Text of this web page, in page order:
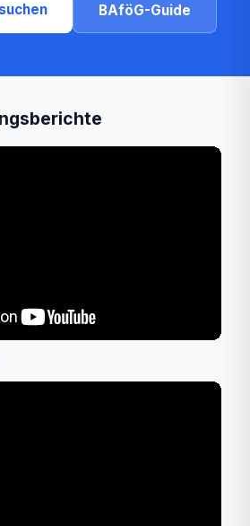
BAföG-Guide